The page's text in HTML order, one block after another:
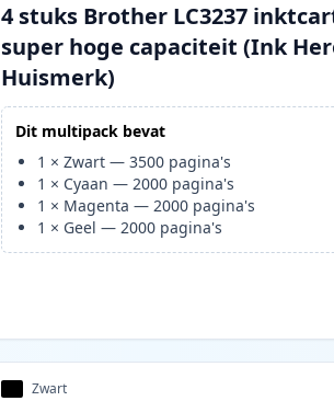
4 stuks Brother LC3237
super hoge capaciteit (Ink
Huismerk)
Dit multipack bevat
1 ×Zwart —3500 pagina's
1 × Cyaan —2000 pagina's
1 × Magenta —2000 pagina's
1 × Geel —2000 pagina's
Zwart